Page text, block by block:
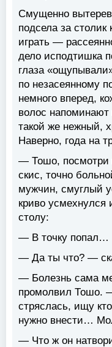
Смущенно вытерев
подсела за
играть —
дело исподтишка
глаза
по незасеянному
немного вперед,
волос
такой же нежный,
Наверно, года на
— Тошо, посмотри
скис, точно
мужчин, смуглый
криво усмехнулся
столу:
— В точку попал…
— Да ты что? —
— Болезнь сама
промолвил Тошо.
стряслась, ищу
нужно внести…
— Что ж он